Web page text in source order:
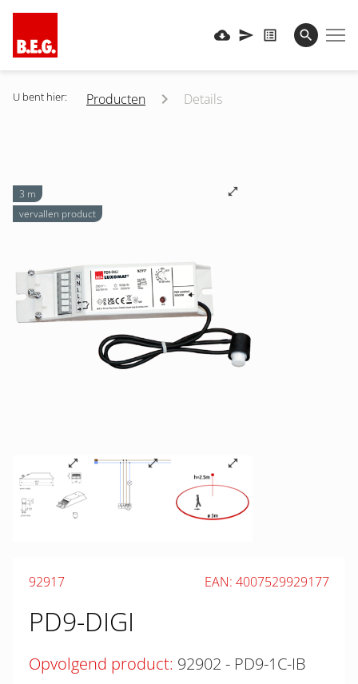
U bent hier: Producten Details
3 m
vervallen product
92917 EAN: 4007529929177
PD9-DIGI
Opvolgend product: 92902 - PD9-1C-IB